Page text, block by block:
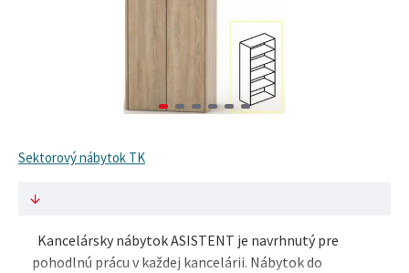
Sektorový nábytok TK
Kancelársky nábytok ASISTENT je navrhnutý pre
pohodlnú prácu v každej kancelárii. Nábytok do